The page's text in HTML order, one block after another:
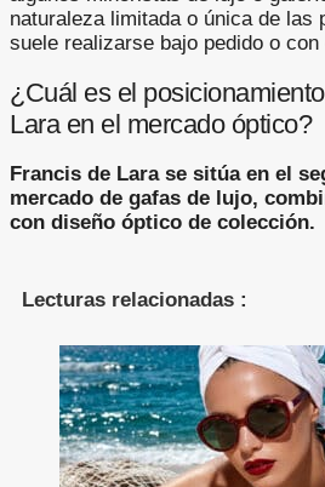
naturaleza limitada o única de las
suele realizarse bajo pedido o
¿Cuál es el
Lara en el mercado óptico?
Francis de Lara se sitúa en el
mercado de gafas de lujo,
con diseño óptico de colección.
Lecturas relacionadas :